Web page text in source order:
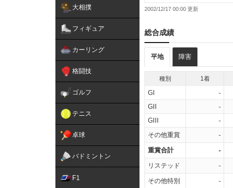
大相撲
フィギュア
カーリング
格闘技
ゴルフ
テニス
卓球
バドミントン
F1
2002/12/17 00:00
総合成績
平地 障害
種別 1着
GI -
GII
-
GIII
-
その他重賞
-
重賞合計 -
リステッド -
その他特別 -